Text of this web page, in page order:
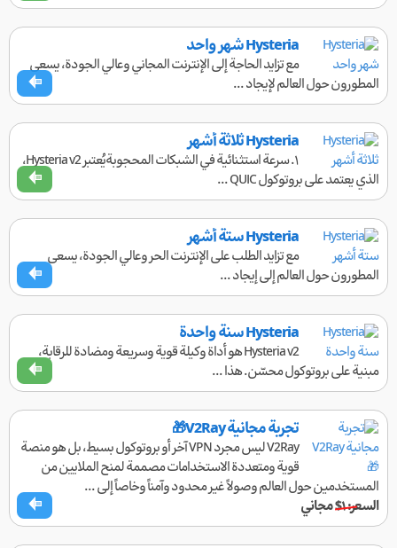
Hysteria شهر واحد
مع تزايد الحاجة إلى الإنترنت المجاني وعالي الجودة، يسعى
المطورون حول العالم لإيجاد ...
Hysteria ثلاثة أشهر
١. سرعة استثنائية في الشبكات المحجوبةيُعتبر Hysteria v2،
الذي يعتمد على بروتوكول QUIC ...
Hysteria ستة أشهر
مع تزايد الطلب على الإنترنت الحر وعالي الجودة، يسعى
المطورون حول العالم إلى إيجاد ...
Hysteria سنة واحدة
Hysteria v2 هو أداة وكيلة قوية وسريعة ومضادة للرقابة،
مبنية على بروتوكول محسّن. هذا ...
تجربة مجانية V2Ray🎁
V2Ray ليس مجرد VPN آخر أو بروتوكول بسيط، بل هو منصة
قوية ومتعددة الاستخدامات مصممة لمنح الملايين من
المستخدمين حول العالم وصولاً غير محدود وآمناً وخاصاً إلى ...
السعر:$۱مجاني